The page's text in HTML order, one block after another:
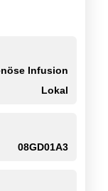
Infusion
Lokal
08GD01A3